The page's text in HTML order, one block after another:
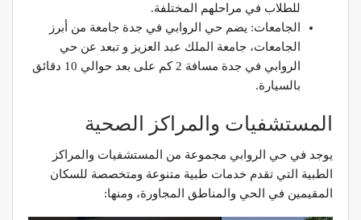
للطلاب في مراحلهم المختلفة.
الجامعات: يضم حي الروابي في جدة جامعة من أبرز
الجامعات، جامعة الملك عبد العزيز و تبعد عن حي
الروابي في جدة مسافة 2 كم على بعد حوالي 10 دقائق
بالسيارة.
المستشفيات والمراكز الصحية
يوجد في حي الروابي مجموعة من المستشفيات والمراكز
الطبية التي تقدم خدمات طبية متنوعة ومتخصصة للسكان
المقيمين في الحي والمناطق المجاورة، ومنها: